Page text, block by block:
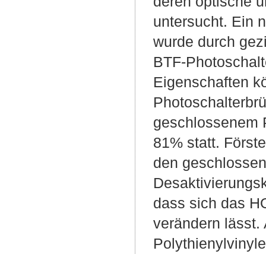
untersucht. Ein
wurde durch
BTF-
Eigenschaften
geschlossenem
81% statt.
den
dass sich das
verändern lässt.